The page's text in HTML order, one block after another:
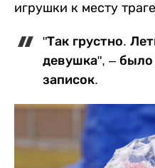
игрушки к месту
"Так грустно.
девушка", –
записок.